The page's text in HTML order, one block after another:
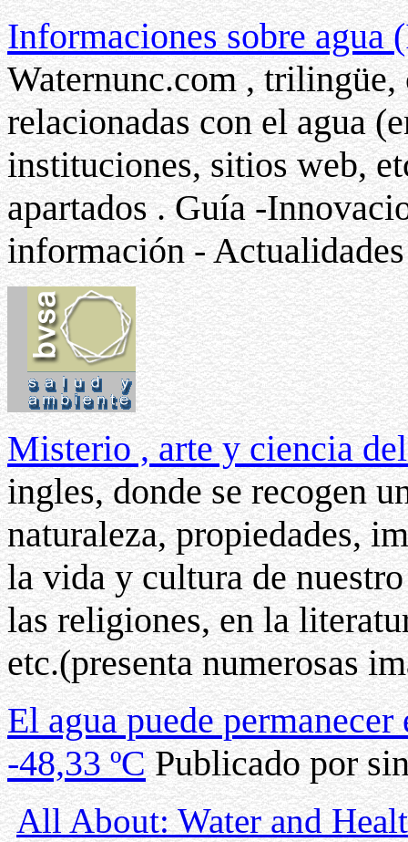
Informaciones sobre agua
Waternunc.com ,
relacionadas con el agua
instituciones, sitios web,
apartados . Guía -
información -
Misterio , arte y ciencia
ingles, donde se recogen
naturaleza, propiedades,
la vida y cultura de
las religiones, en la
etc.(presenta numerosas
El agua puede
-48,33 ºCPublicado por
All About: Water and